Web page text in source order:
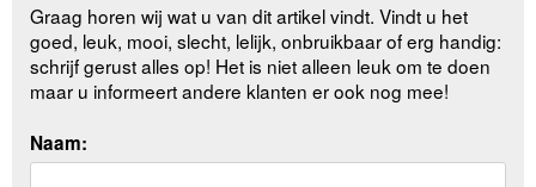
Graag horen wij wat u van dit artikel vindt. Vindt u het
goed, leuk, mooi, slecht, lelijk, onbruikbaar of erg handig:
schrijf gerust alles op! Het is niet alleen leuk om te doen
maar u informeert andere klanten er ook nog mee!
Naam: